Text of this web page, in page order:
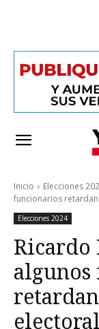
Inicio Elecciones
funcionarios
Elecciones 2024
Ricardo
electoral